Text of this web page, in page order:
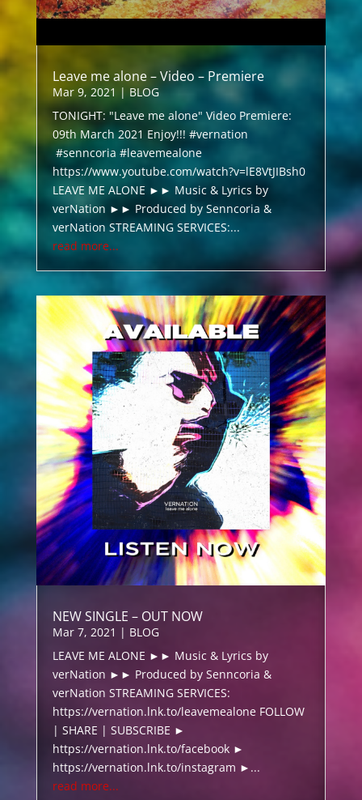
Leave me alone – Video – Premiere
Mar 9, 2021 |BLOG
TONIGHT: "Leave me alone" Video Premiere:
09th March 2021 Enjoy!!! #vernation
#senncoria #leavemealone
https://www.youtube.com/watch?v=lE8VtJIBsh0
LEAVE ME ALONE ►► Music & Lyrics by
verNation ►► Produced by Senncoria &
verNation STREAMING SERVICES:...
read more...
NEW SINGLE – OUT NOW
Mar 7, 2021 | BLOG
LEAVE ME ALONE ►► Music & Lyrics by
verNation ►► Produced by Senncoria &
verNation STREAMING SERVICES:
https://vernation.lnk.to/leavemealone FOLLOW
| SHARE | SUBSCRIBE ►
https://vernation.lnk.to/facebook ►
https://vernation.lnk.to/instagram ►...
read more...